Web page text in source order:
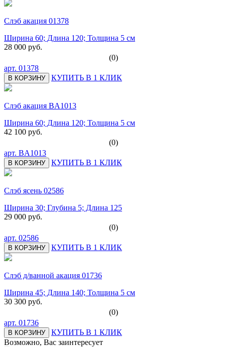
Слэб акация 01378
Ширина 60; Длина 120; Толщина 5 см
28 000 руб.
(0)
арт. 01378
В КОРЗИНУ КУПИТЬ В 1 КЛИК
Слэб акация BA1013
Ширина 60; Длина 120; Толщина 5 см
42 100 руб.
(0)
арт. BA1013
В КОРЗИНУ КУПИТЬ В 1 КЛИК
Слэб ясень 02586
Ширина 30; Глубина 5; Длина 125
29 000 руб.
(0)
арт. 02586
В КОРЗИНУ КУПИТЬ В 1 КЛИК
Слэб д/ванной акация 01736
Ширина 45; Длина 140; Толщина 5 см
30 300 руб.
(0)
арт. 01736
В КОРЗИНУ
КУПИТЬ В 1 КЛИК
Возможно, Вас заинтересует